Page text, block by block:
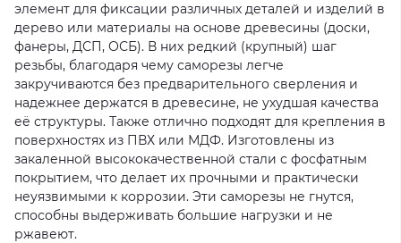
элемент для фиксации различных деталей и изделий в
дерево или материалы на основе древесины (доски,
фанеры, ДСП, ОСБ). В них редкий (крупный) шаг
резьбы, благодаря чему саморезы легче
закручиваются без предварительного сверления и
надежнее держатся в древесине, не ухудшая качества
её структуры. Также отлично подходят для крепления в
поверхностях из ПВХ или МДФ. Изготовлены из
закаленной высококачественной стали с фосфатным
покрытием, что делает их прочными и практически
неуязвимыми к коррозии. Эти саморезы не гнутся,
способны выдерживать большие нагрузки и не
ржавеют.